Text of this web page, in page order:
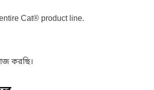
Cat® product line.
করছি।